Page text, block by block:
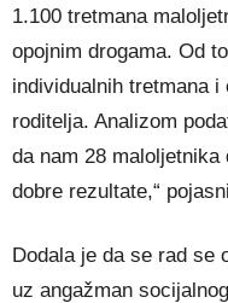
1.100 tretmana
opojnim drogama. Od
individualnih tretmana
roditelja. Analizom
da nam 28
dobre rezultate,“
Dodala je da se rad se
uz angažman